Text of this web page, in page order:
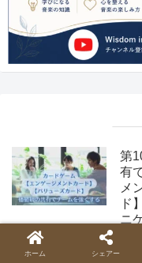
第
有
メ
ド
ニ
第7
ホーム シェアー